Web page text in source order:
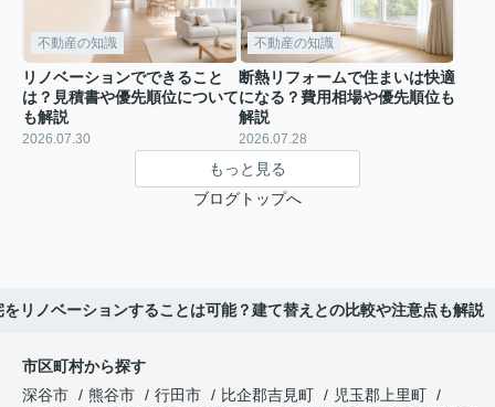
不動産の知識
リノベーションでできること
は？見積書や優先順位について
も解説
2026.07.30
不動産の知識
断熱リフォームで住まいは快適
になる？費用相場や優先順位も
解説
2026.07.28
もっと見る
ブログトップへ
をリノベーションすることは可能？建て替えとの比較や注意点も解説
市区町村から探す
深谷市
熊谷市 行田市 比企郡吉見町
児玉郡上里町